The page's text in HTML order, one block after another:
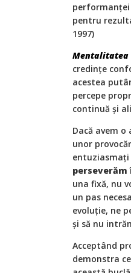
performanței
pentru
1997)
Mentalitatea
credințe
acestea
percepe
continuă și
Dacă avem
unor
entuziasmați
perseverăm
una fixă, nu
un pas
evoluție, ne
și să nu
Acceptând
demonstra